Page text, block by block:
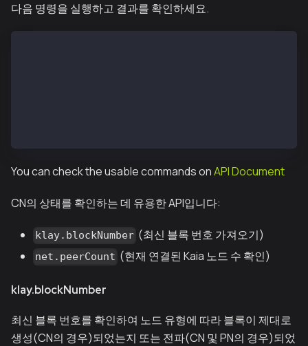
다음 명령을 실행하고 결과를 확인하세요.
You can check the usable commands onAPI Document
CN의 상태를 확인하는 데 유용한 API입니다:
klay.blockNumber (최신 블록 번호 가져오기)
net.peerCount (현재 연결된 Kaia 노드 수 확인)
klay.blockNumber
최신 블록 번호를 확인하여 노드 유형에 따라 블록이 제대로
생성(CN의 경우)되었는지 또는 전파(CN 및 PN의 경우)되었